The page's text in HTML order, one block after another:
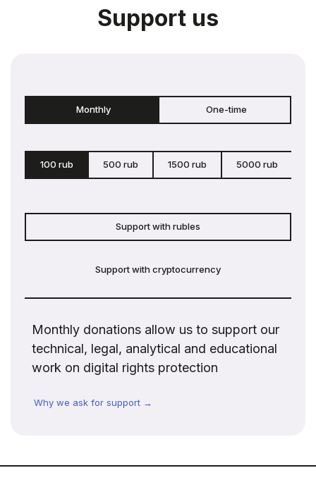
Support us
Monthly One-time
100 rub 500 rub 1500 rub 5000 rub
Support with rubles
Support with cryptocurrency
Monthly donations allow us to support our
technical, legal, analytical and educational
work on digital rights protection
Why we ask for support →